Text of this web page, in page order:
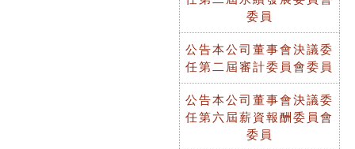
委員
公告本公司董事會決議委
任第二屆審計委員會委員
公告本公司董事會決議委
任第六屆薪資報酬委員會
委員